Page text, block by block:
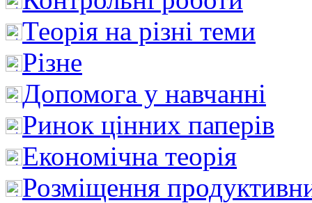
Теорія на різні теми
Різне
Допомога у навчанні
Ринок цінних паперів
Економічна теорія
Розміщення